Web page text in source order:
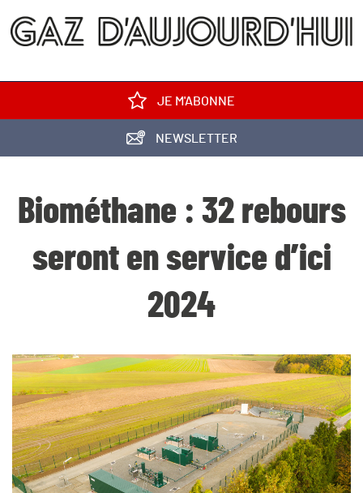
JE M'ABONNE
NEWSLETTER
Biométhane : 32 rebours
seront en service d’ici
2024